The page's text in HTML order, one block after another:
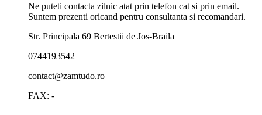
Ne puteti contacta zilnic atat prin telefon cat si prin email.
Suntem prezenti oricand pentru consultanta si recomandari.
Str. Principala 69 Bertestii de Jos-Braila
0744193542
contact@zamtudo.ro
FAX: -